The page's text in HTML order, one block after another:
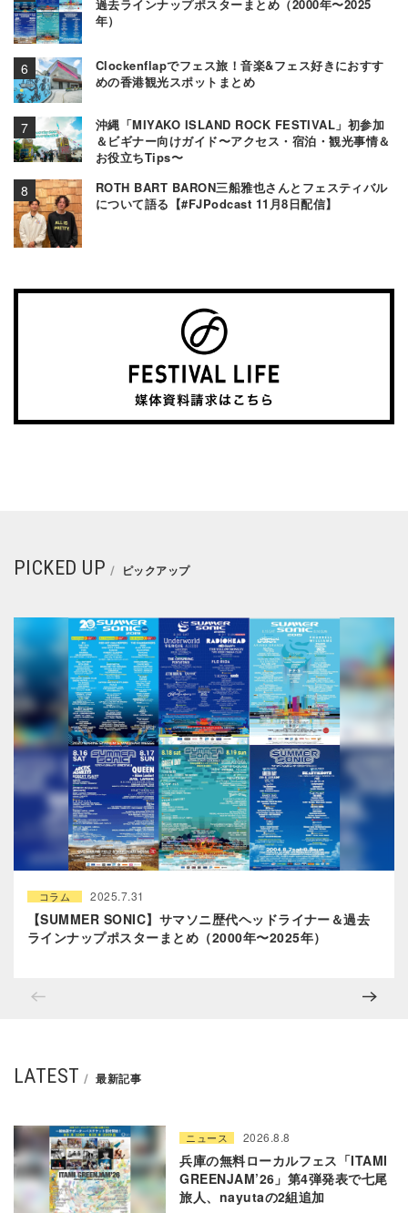
過去ラインナップポスターまとめ（2000年〜2025
年）
Clockenflapでフェス旅！音楽&フェス好きにおすす
めの香港観光スポットまとめ
沖縄「MIYAKO ISLAND ROCK FESTIVAL」初参加
＆ビギナー向けガイド〜アクセス・宿泊・観光事情＆
お役立ちTips〜
ROTH BART BARON三船雅也さんとフェスティバル
について語る【#FJPodcast 11月8日配信】
PICKED UP ピックアップ
コラム 2025.7.31
【SUMMER SONIC】サマソニ歴代ヘッドライナー＆過去
ラインナップポスターまとめ（2000年〜2025年）
LATEST 最新記事
ニュース 2026.8.8
兵庫の無料ローカルフェス「ITAMI
GREENJAM’26」第4弾発表で七尾
旅人、nayutaの2組追加